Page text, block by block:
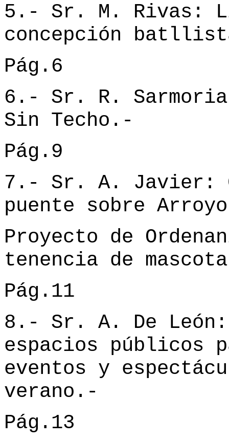
5.- Sr. M. Rivas:
concepción
Pág.6
6.- Sr. R.
Sin Techo.-
Pág.9
7.- Sr. A. Javier:
puente sobre
Proyecto de
tenencia de
Pág.11
8.- Sr. A. De
espacios públicos
eventos y
verano.-
Pág.13